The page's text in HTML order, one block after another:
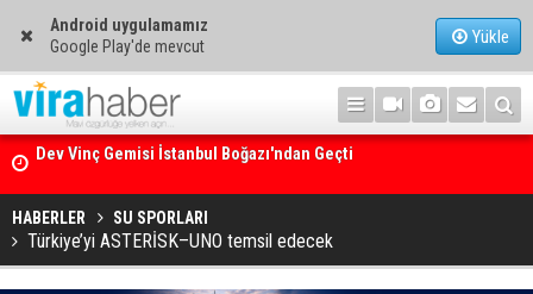
Android uygulamamız
Google Play'de mevcut
Yükle
Ege Denizi’nin En Büyük Mercan Ormanı
HABERLER SU SPORLARI
Türkiye’yi ASTERİSK–UNO temsil edecek